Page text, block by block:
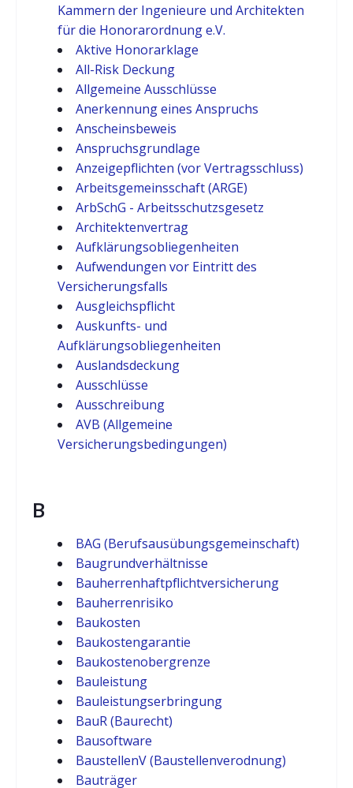
Kammern der Ingenieure und Architekten
für die Honorarordnung e.V.
Aktive Honorarklage
All-Risk Deckung
Allgemeine Ausschlüsse
Anerkennung eines Anspruchs
Anscheinsbeweis
Anspruchsgrundlage
Anzeigepflichten (vor Vertragsschluss)
Arbeitsgemeinsschaft (ARGE)
ArbSchG - Arbeitsschutzsgesetz
Architektenvertrag
Aufklärungsobliegenheiten
Aufwendungen vor Eintritt des
Versicherungsfalls
Ausgleichspflicht
Auskunfts- und
Aufklärungsobliegenheiten
Auslandsdeckung
Ausschlüsse
Ausschreibung
AVB (Allgemeine
Versicherungsbedingungen)
B
BAG (Berufsausübungsgemeinschaft)
Baugrundverhältnisse
Bauherrenhaftpflichtversicherung
Bauherrenrisiko
Baukosten
Baukostengarantie
Baukostenobergrenze
Bauleistung
Bauleistungserbringung
BauR (Baurecht)
Bausoftware
BaustellenV (Baustellenverodnung)
Bauträger